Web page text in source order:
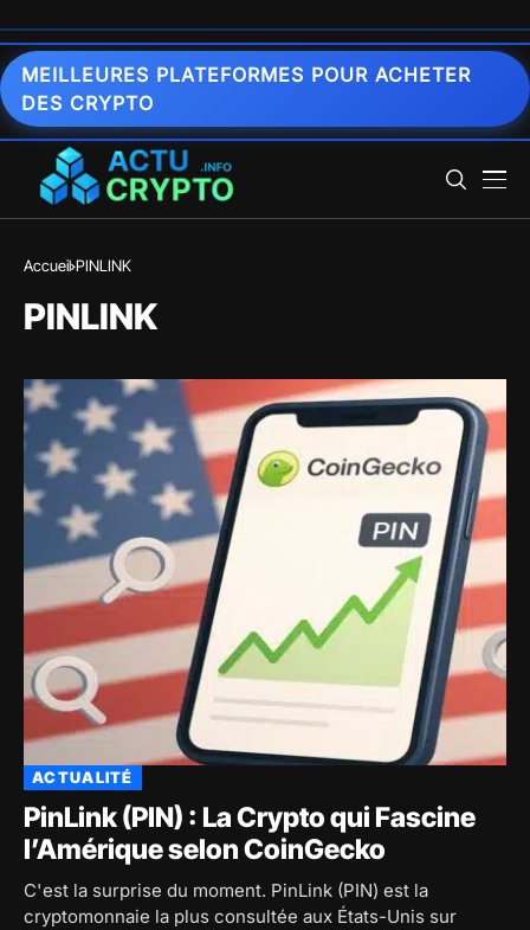
MEILLEURES PLATEFORMES POUR ACHETER
DES CRYPTO
Accueil PINLINK
PINLINK
ACTUALITÉ
PinLink (PIN) : La Crypto qui Fascine
l’Amérique selon CoinGecko
C'est la surprise du moment. PinLink (PIN) est la
cryptomonnaie la plus consultée aux États-Unis sur